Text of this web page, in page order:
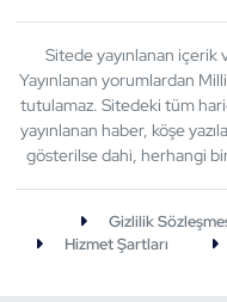
Sitede yayınlanan içerik
Yayınlanan yorumlardan
tutulamaz. Sitedeki tüm
yayınlanan haber, köşe
gösterilse dahi, herhangi
Gizlilik
Hizmet Şartları